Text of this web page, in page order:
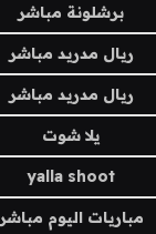
برشلونة مباشر
ريال مدريد مباشر
ريال مدريد مباشر
يلا شوت
yalla shoot
مباريات اليوم مباشر